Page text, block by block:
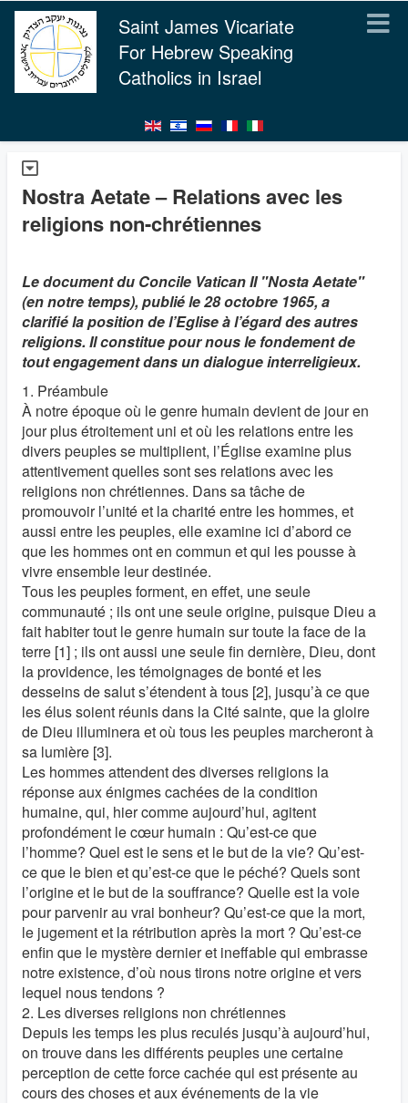
Saint James Vicariate
For Hebrew Speaking
Catholics in Israel
Nostra Aetate – Relations avec les
religions non-chrétiennes
Le document du Concile Vatican II "Nosta Aetate"
(en notre temps), publié le 28 octobre 1965, a
clarifié la position de l’Eglise à l’égard des autres
religions. Il constitue pour nous le fondement de
tout engagement dans un dialogue interreligieux.
1. Préambule
À notre époque où le genre humain devient de jour en
jour plus étroitement uni et où les relations entre les
divers peuples se multiplient, l’Église examine plus
attentivement quelles sont ses relations avec les
religions non chrétiennes. Dans sa tâche de
promouvoir l’unité et la charité entre les hommes, et
aussi entre les peuples, elle examine ici d’abord ce
que les hommes ont en commun et qui les pousse à
vivre ensemble leur destinée.
Tous les peuples forment, en effet, une seule
communauté ; ils ont une seule origine, puisque Dieu a
fait habiter tout le genre humain sur toute la face de la
terre [1] ; ils ont aussi une seule fin dernière, Dieu, dont
la providence, les témoignages de bonté et les
desseins de salut s’étendent à tous [2], jusqu’à ce que
les élus soient réunis dans la Cité sainte, que la gloire
de Dieu illuminera et où tous les peuples marcheront à
sa lumière [3].
Les hommes attendent des diverses religions la
réponse aux énigmes cachées de la condition
humaine, qui, hier comme aujourd’hui, agitent
profondément le cœur humain : Qu’est-ce que
l’homme? Quel est le sens et le but de la vie? Qu’est-
ce que le bien et qu’est-ce que le péché? Quels sont
l’origine et le but de la souffrance? Quelle est la voie
pour parvenir au vrai bonheur? Qu’est-ce que la mort,
le jugement et la rétribution après la mort ? Qu’est-ce
enfin que le mystère dernier et ineffable qui embrasse
notre existence, d’où nous tirons notre origine et vers
lequel nous tendons ?
2. Les diverses religions non chrétiennes
Depuis les temps les plus reculés jusqu’à aujourd’hui,
on trouve dans les différents peuples une certaine
perception de cette force cachée qui est présente au
cours des choses et aux événements de la vie